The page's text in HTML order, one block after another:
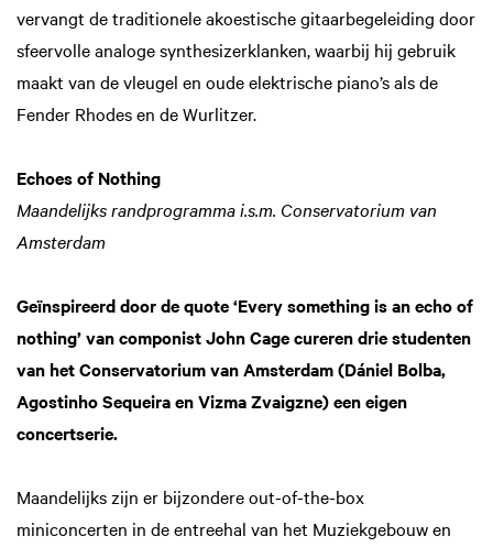
vervangt de traditionele akoestische gitaarbegeleiding door
sfeervolle analoge synthesizerklanken, waarbij hij gebruik
maakt van de vleugel en oude elektrische piano’s als de
Fender Rhodes en de Wurlitzer.
Echoes of Nothing
Maandelijks randprogramma i.s.m. Conservatorium van
Amsterdam
Geïnspireerd door de quote ‘Every something is an echo of
nothing’ van componist John Cage cureren drie studenten
van het Conservatorium van Amsterdam (Dániel Bolba,
Agostinho Sequeira en Vizma Zvaigzne) een eigen
concertserie.
Maandelijks zijn er bijzondere out-of-the-box
miniconcerten in de entreehal van het Muziekgebouw en